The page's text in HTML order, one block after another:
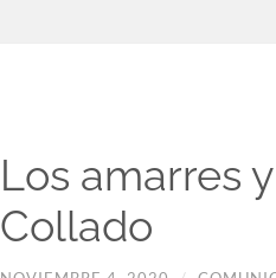
Los amarres
Collado